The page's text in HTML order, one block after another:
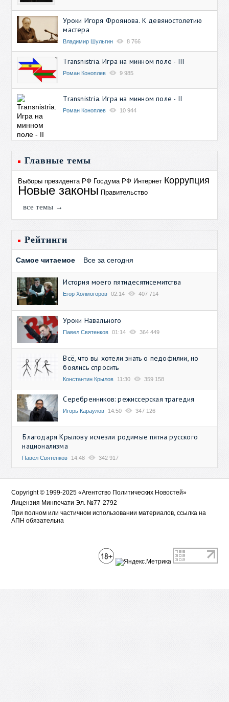
Уроки Игоря Фроянова. К девяностолетию
мастера
Владимир Шульгин 8 766
Transnistria. Игра на минном поле - III
Роман Коноплев 9 985
Transnistria. Игра на минном поле - II
Роман Коноплев 10 944
Главные темы
Выборы президента РФ Госдума РФ Интернет Коррупция
Новые законы Правительство
все темы →
Рейтинги
Самое читаемое Все за сегодня
История моего пятидесятисемитства
Егор Холмогоров 02:14 407 714
Уроки Навального
Павел Святенков 01:14 364 449
Всё, что вы хотели знать о педофилии, но
боялись спросить
Константин Крылов 11:30 359 158
Серебренников: режиссерская трагедия
Игорь Караулов 14:50 347 126
Благодаря Крылову исчезли родимые пятна русского
национализма
Павел Святенков 14:48 342 917
Copyright © 1999-2025 «Агентство Политических Новостей»
Лицензия Минпечати Эл. №77-2792
При полном или частичном использовании материалов, ссылка на
АПН обязательна